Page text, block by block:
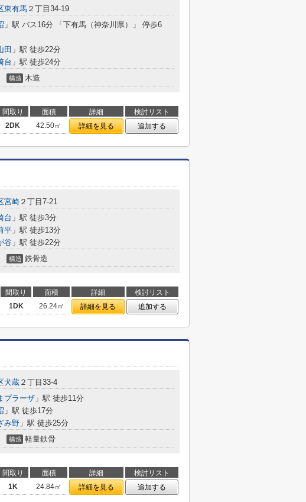
東有馬 ２丁目34-19
」駅 バス16分 「下有馬（神奈川県）」 停歩6
田 」駅 徒歩22分
台 」駅 徒歩24分
構造 木造
間取り 面積 詳細
検討リスト
2DK 42.50㎡ 詳細を見る 追加する
宮崎 ２丁目7-21
台 」駅 徒歩3分
平 」駅 徒歩13分
谷 」駅 徒歩22分
構造 鉄骨造
間取り 面積 詳細
検討リスト
1DK 26.24㎡ 詳細を見る 追加する
犬蔵 ２丁目33-4
プラーザ 」駅 徒歩11分
」駅 徒歩17分
み野 」駅 徒歩25分
構造 軽量鉄骨
間取り 面積 詳細
検討リスト
1K 24.84㎡ 詳細を見る 追加する